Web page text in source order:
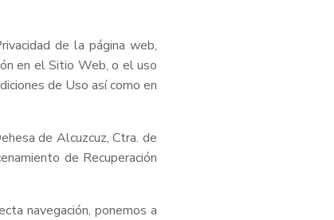
de la página web,
en el Sitio Web, o el uso
de Uso así como en
de Alcuzcuz, Ctra. de
de Recuperación
navegación, ponemos a